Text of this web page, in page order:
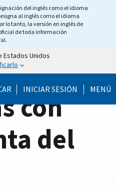
del inglés como el idioma
al inglés como el idioma
lo tanto, la versión en inglés de
de toda información
Estados Unidos
INICIAR SESIÓN MENÚ
con
del